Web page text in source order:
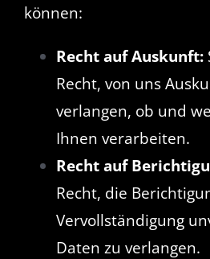
können:
Recht auf Auskunft:
Recht, von uns
verlangen, ob und
Ihnen verarbeiten.
Recht auf
Recht, die
Vervollständigung
Daten zu verlangen.